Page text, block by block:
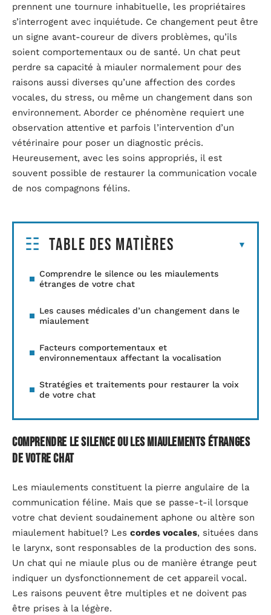
prennent une tournure inhabituelle, les propriétaires
s’interrogent avec inquiétude. Ce changement peut être
un signe avant-coureur de divers problèmes, qu’ils
soient comportementaux ou de santé. Un chat peut
perdre sa capacité à miauler normalement pour des
raisons aussi diverses qu’une affection des cordes
vocales, du stress, ou même un changement dans son
environnement. Aborder ce phénomène requiert une
observation attentive et parfois l’intervention d’un
vétérinaire pour poser un diagnostic précis.
Heureusement, avec les soins appropriés, il est
souvent possible de restaurer la communication vocale
de nos compagnons félins.
Table des matières
Comprendre le silence ou les miaulements
étranges de votre chat
Les causes médicales d’un changement dans le
miaulement
Facteurs comportementaux et
environnementaux affectant la vocalisation
Stratégies et traitements pour restaurer la voix
de votre chat
Comprendre le silence ou les miaulements étranges
de votre chat
Les miaulements constituent la pierre angulaire de la
communication féline. Mais que se passe-t-il lorsque
votre chat devient soudainement aphone ou altère son
miaulement habituel? Les cordes vocales, situées dans
le larynx, sont responsables de la production des sons.
Un chat qui ne miaule plus ou de manière étrange peut
indiquer un dysfonctionnement de cet appareil vocal.
Les raisons peuvent être multiples et ne doivent pas
être prises à la légère.